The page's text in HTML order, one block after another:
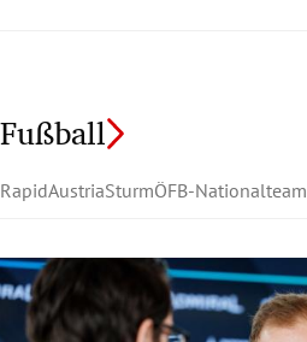
Fußball
RapidAustriaSturmÖFB-Nationalteam